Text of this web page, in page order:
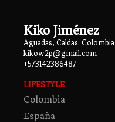
Kiko Jiménez
Aguadas, Caldas. Colombia
kikow2p@gmail.com
+573142386487
LIFESTYLE
Colombia
España